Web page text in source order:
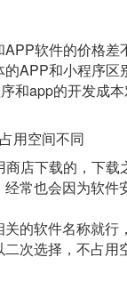
软件的价格差
APP和小程序区
用空间不同
店下载的，下载
常也会因为软件
的软件名称就行
次选择，不占用